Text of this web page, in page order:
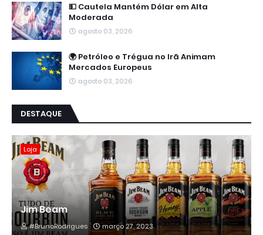
💵 Cautela Mantém Dólar em Alta
Moderada
agosto 03, 2026
🌍 Petróleo e Trégua no Irã Animam
Mercados Europeus
agosto 03, 2026
DESTAQUE
Loja
Jim Beam
#BrunoRodrigues março 27, 2023